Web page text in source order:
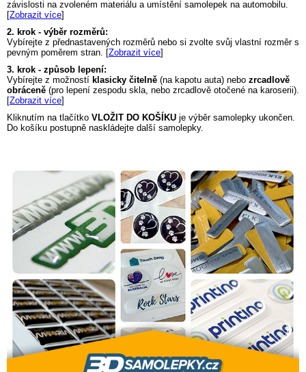
závislosti na zvoleném materiálu a umístění samolepek na automobilu.
[Zobrazit více]
2. krok - výběr rozměrů:
Vybírejte z přednastavených rozměrů nebo si zvolte svůj vlastní rozměr s
pevným poměrem stran. [Zobrazit více]
3. krok - způsob lepení:
Vybírejte z možností klasicky čitelně (na kapotu auta) nebo zrcadlově
obráceně (pro lepení zespodu skla, nebo zrcadlově otočené na karoserii).
[Zobrazit více]
Kliknutím na tlačítko VLOŽIT DO KOŠÍKU je výběr samolepky ukončen.
Do košíku postupně naskládejte další samolepky.